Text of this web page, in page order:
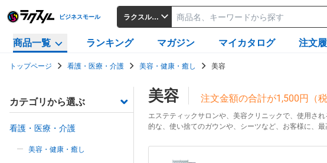
ビジネスモール ラクスルビジネスモール
商品一覧 ランキング マガジン マイカタログ 注文
トップページ 看護・医療・介護 美容・健康・癒し 美容
カテゴリから選ぶ
看護・医療・介護
美容・健康・癒し
美容 注文金額の合計が1,500円（
エステティックサロンや、美容クリニックで、使用さ
的な、使い捨てのガウンや、シーツなど、お客様に、